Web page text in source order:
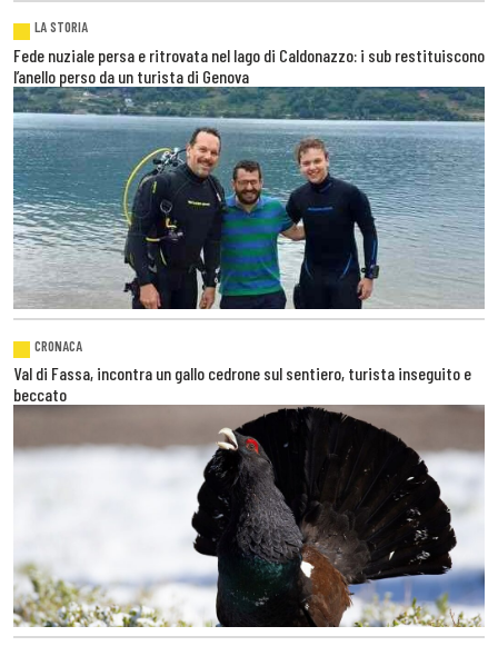
LA STORIA
Fede nuziale persa e ritrovata nel lago di Caldonazzo: i sub restituiscono
l’anello perso da un turista di Genova
CRONACA
Val di Fassa, incontra un gallo cedrone sul sentiero, turista inseguito e
beccato